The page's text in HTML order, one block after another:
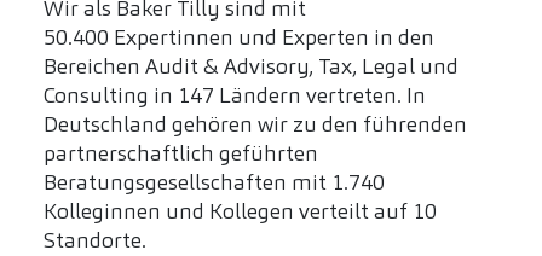
Wir als Baker Tilly sind mit
50.400 Expertinnen und Experten in den
Bereichen Audit & Advisory, Tax, Legal und
Consulting in 147 Ländern vertreten. In
Deutschland gehören wir zu den führenden
partnerschaftlich geführten
Beratungsgesellschaften mit 1.740
Kolleginnen und Kollegen verteilt auf 10
Standorte.